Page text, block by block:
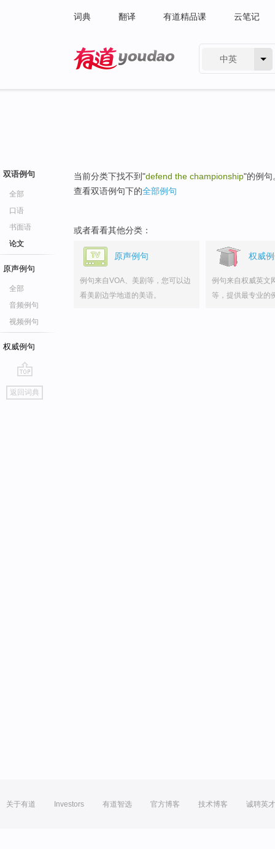
词典 翻译 有道精品课 云笔记
中英
双语例句
全部
口语
书面语
论文
原声例句
全部
音频例句
视频例句
权威例句
go
top
返回词典
当前分类下找不到"defend the championship"的例句
查看双语例句下的全部例句
或者看看其他分类：
原声例句
例句来自VOA、美剧等，您可以边
看美剧边学地道的美语。
权威
例句来自权威英文
等，提供最专业的
关于有道 Investors 有道智选 官方博客 技术博客 诚聘英才